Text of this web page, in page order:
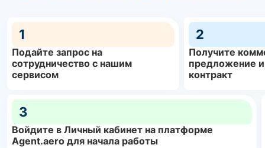
1
Подайте запрос на
сотрудничество с нашим
сервисом
2
Получите
предложение
контракт
3
Войдите в Личный кабинет на платформе
Agent.aero для начала работы